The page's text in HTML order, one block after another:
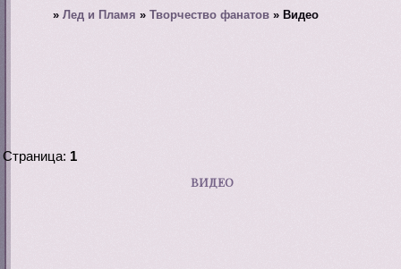
»Лед и Пламя »Творчество фанатов » Видео
ВИДЕО
Страница: 1